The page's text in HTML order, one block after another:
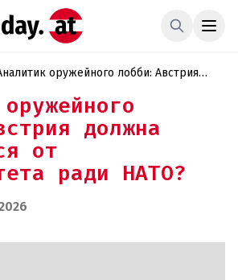
оружейного лобби: Австрия
НАТО?
должна
от
ради НАТО?